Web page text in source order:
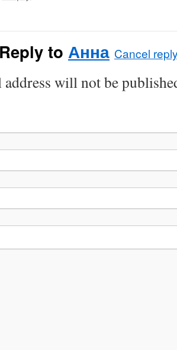
to Анна Cancel
will not be